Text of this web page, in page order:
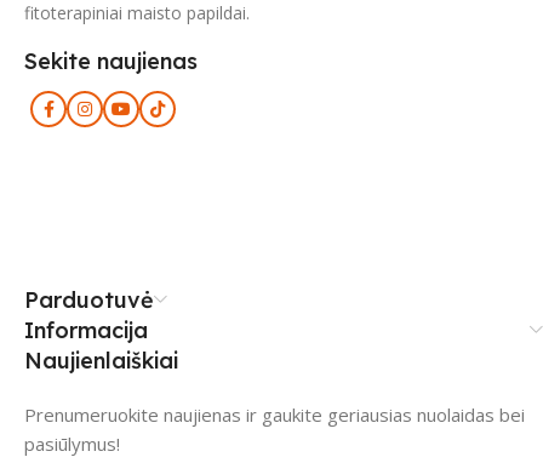
fitoterapiniai maisto papildai.
Sekite naujienas
Parduotuvė
Informacija
Naujienlaiškiai
Prenumeruokite naujienas ir gaukite geriausias nuolaidas bei
pasiūlymus!